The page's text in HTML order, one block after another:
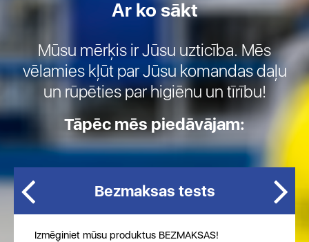
Ar ko sākt
Mūsu mērķis ir Jūsu uzticība. Mēs
vēlamies kļūt par Jūsu komandas daļu
un rūpēties par higiēnu un tīrību!
Tāpēc mēs piedāvājam:
Bezmaksas tests
Izmēģiniet mūsu produktus BEZMAKSAS!